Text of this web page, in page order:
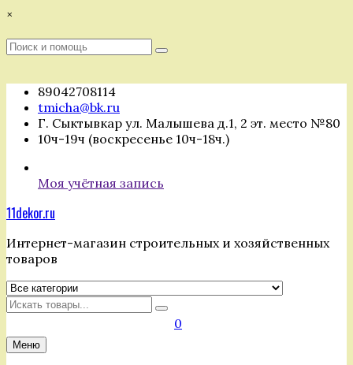
Перейти
содержимому
×
Поиск
Поиск
89042708114
tmicha@bk.ru
Г. Сыктывкар ул. Малышева д.1, 2 эт. место №80
10ч-19ч (воскресенье 10ч-18ч.)
Моя учётная запись
11dekor.ru
Интернет-магазин строительных и хозяйственных
товаров
Искать
0
Меню